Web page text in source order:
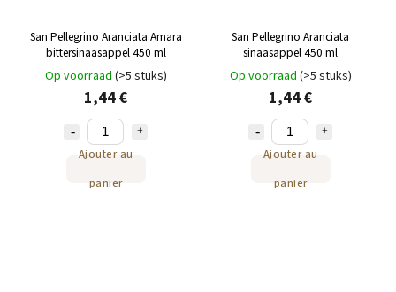
San Pellegrino Aranciata Amara
bittersinaasappel 450 ml
Op voorraad (>5 stuks)
1,44 €
Ajouter au
panier
San Pellegrino Aranciata
sinaasappel 450 ml
Op voorraad (>5 stuks)
1,44 €
Ajouter au
panier